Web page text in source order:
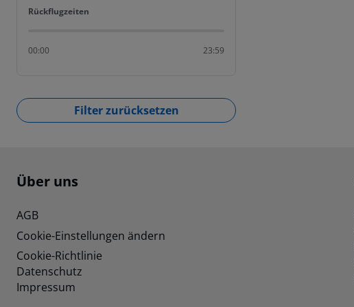
Rückflugzeiten
Rückflugzeiten
00:00 23:59
Filter zurücksetzen
Footer navigation
Über uns
AGB
Cookie-Einstellungen ändern
Cookie-Richtlinie
Datenschutz
Impressum